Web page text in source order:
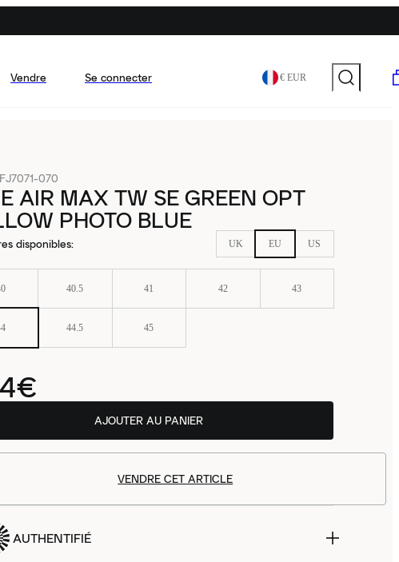
Vendre Se connecter € EUR
FJ7071-070
AIR MAX TW SE GREEN OPT
PHOTO BLUE
disponibles: UK EU US
40.5 41 42 43
44.5 45
AJOUTER AU PANIER
VENDRE CET ARTICLE
AUTHENTIFIÉ